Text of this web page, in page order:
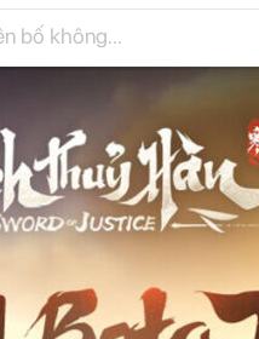
bố không...